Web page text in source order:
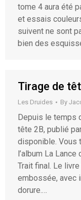
tome 4 aura été
et essais
suivent ne sont
bien des
Tirage de
Les Druides By
Depuis le temps
tête 2B, publié
disponible. Vous
l’album La
Trait final. Le
embossée, avec
dorure.…